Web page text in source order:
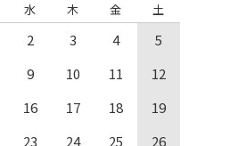
水 木 金 土
2 3 4
5
9 10 11
12
16 17 18
19
23 24 25
26